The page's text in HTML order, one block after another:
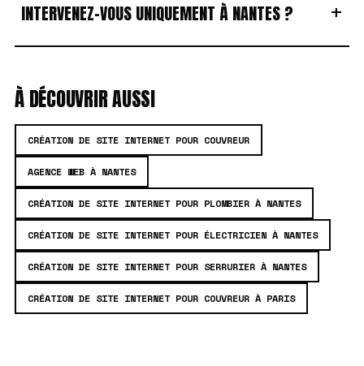
INTERVENEZ-VOUS UNIQUEMENT À NANTES ? +
À DÉCOUVRIR AUSSI
CRÉATION DE SITE INTERNET POUR COUVREUR
AGENCE WEB À NANTES
CRÉATION DE SITE INTERNET POUR PLOMBIER À NANTES
CRÉATION DE SITE INTERNET POUR ÉLECTRICIEN À NANTES
CRÉATION DE SITE INTERNET POUR SERRURIER À NANTES
CRÉATION DE SITE INTERNET POUR COUVREUR À PARIS